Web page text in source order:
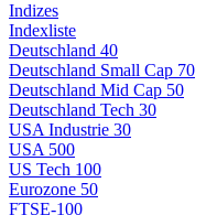
Indizes
Indexliste
Deutschland 40
Deutschland Small Cap 70
Deutschland Mid Cap 50
Deutschland Tech 30
USA Industrie 30
USA 500
US Tech 100
Eurozone 50
FTSE-100